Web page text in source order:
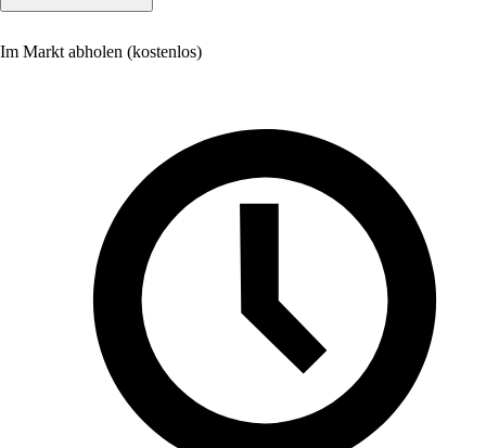
Im Markt abholen (kostenlos)